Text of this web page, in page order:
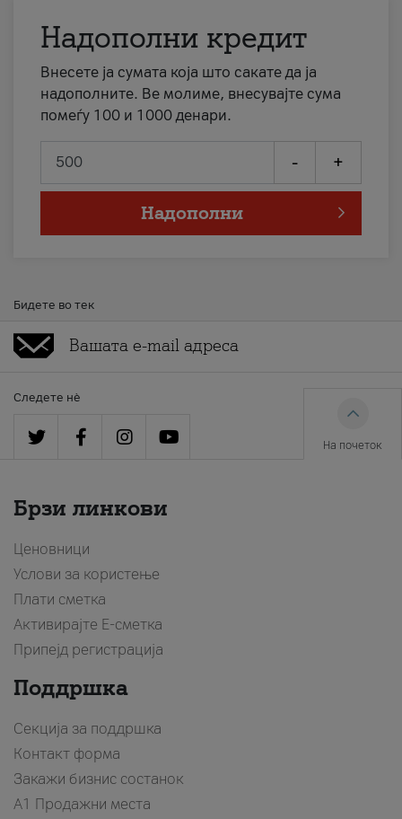
Надополни кредит
Внесете ја сумата која што сакате да ја
надополните. Ве молиме, внесувајте сума
помеѓу 100 и 1000 денари.
- +
Надополни
Бидете во тек
Следете нè
На почеток
Брзи линкови
Ценовници
Услови за користење
Плати сметка
Активирајте Е-сметка
Припејд регистрација
Поддршка
Секција за поддршка
Контакт форма
Закажи бизнис состанок
A1 Продажни места